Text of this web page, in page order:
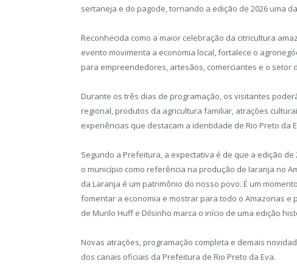
sertaneja e do pagode, tornando a edição de 2026 uma
Reconhecida como a maior celebração da citricultura
evento movimenta a economia local, fortalece o
para empreendedores, artesãos, comerciantes e o setor
Durante os três dias de programação, os visitantes
regional, produtos da agricultura familiar, atrações
experiências que destacam a identidade de Rio Preto da
Segundo a Prefeitura, a expectativa é de que a edição
o município como referência na produção de laranja no
da Laranja é um patrimônio do nosso povo. É um
fomentar a economia e mostrar para todo o Amazonas e
de Murilo Huff e Dilsinho marca o início de uma edição
Novas atrações, programação completa e demais
dos canais oficiais da Prefeitura de Rio Preto da Eva.